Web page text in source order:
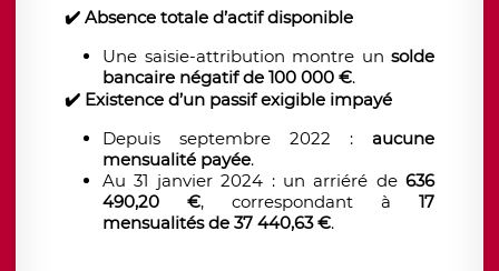
✔️ Absence totale d’actif disponible
Une saisie-attribution montre un solde
bancaire négatif de 100 000 €.
✔️ Existence d’un passif exigible impayé
Depuis septembre 2022 : aucune
mensualité payée.
Au 31 janvier 2024 : un arriéré de 636
490,20 €, correspondant à 17
mensualités de 37 440,63 €.